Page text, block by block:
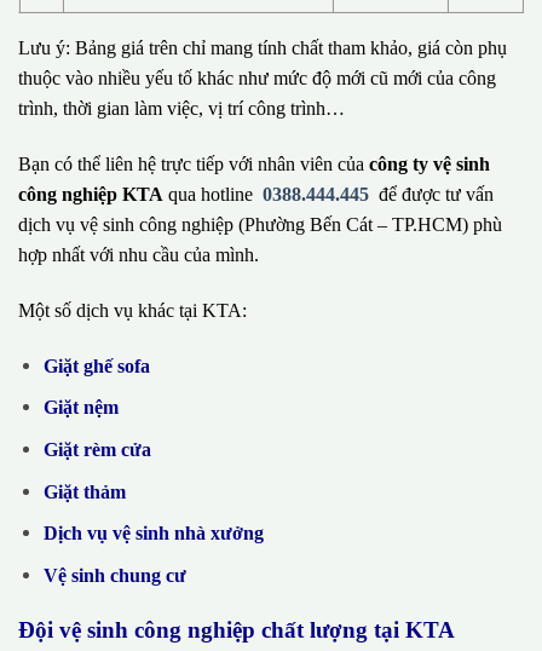
Lưu ý: Bảng giá trên chỉ mang tính chất tham khảo, giá còn phụ
thuộc vào nhiều yếu tố khác như mức độ mới cũ mới của công
trình, thời gian làm việc, vị trí công trình…
Bạn có thể liên hệ trực tiếp với nhân viên của công ty vệ sinh
công nghiệp KTA qua hotline 0388.444.445 để được tư vấn
dịch vụ vệ sinh công nghiệp (Phường Bến Cát – TP.HCM) phù
hợp nhất với nhu cầu của mình.
Một số dịch vụ khác tại KTA:
Giặt ghế sofa
Giặt nệm
Giặt rèm cửa
Giặt thảm
Dịch vụ vệ sinh nhà xưởng
Vệ sinh chung cư
Đội vệ sinh công nghiệp chất lượng tại KTA